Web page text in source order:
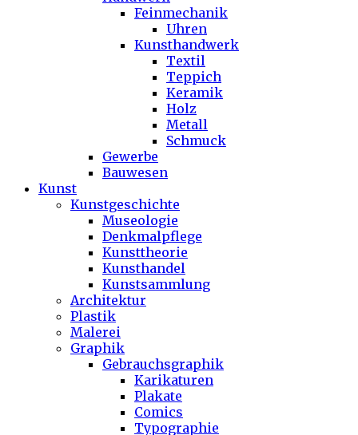
Feinmechanik
Uhren
Kunsthandwerk
Textil
Teppich
Keramik
Holz
Metall
Schmuck
Gewerbe
Bauwesen
Kunst
Kunstgeschichte
Museologie
Denkmalpflege
Kunsttheorie
Kunsthandel
Kunstsammlung
Architektur
Plastik
Malerei
Graphik
Gebrauchsgraphik
Karikaturen
Plakate
Comics
Typographie